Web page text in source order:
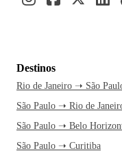
Destinos
Rio de Janeiro ➝ São
São Paulo ➝ Rio de
São Paulo ➝ Belo
São Paulo ➝ Curitiba